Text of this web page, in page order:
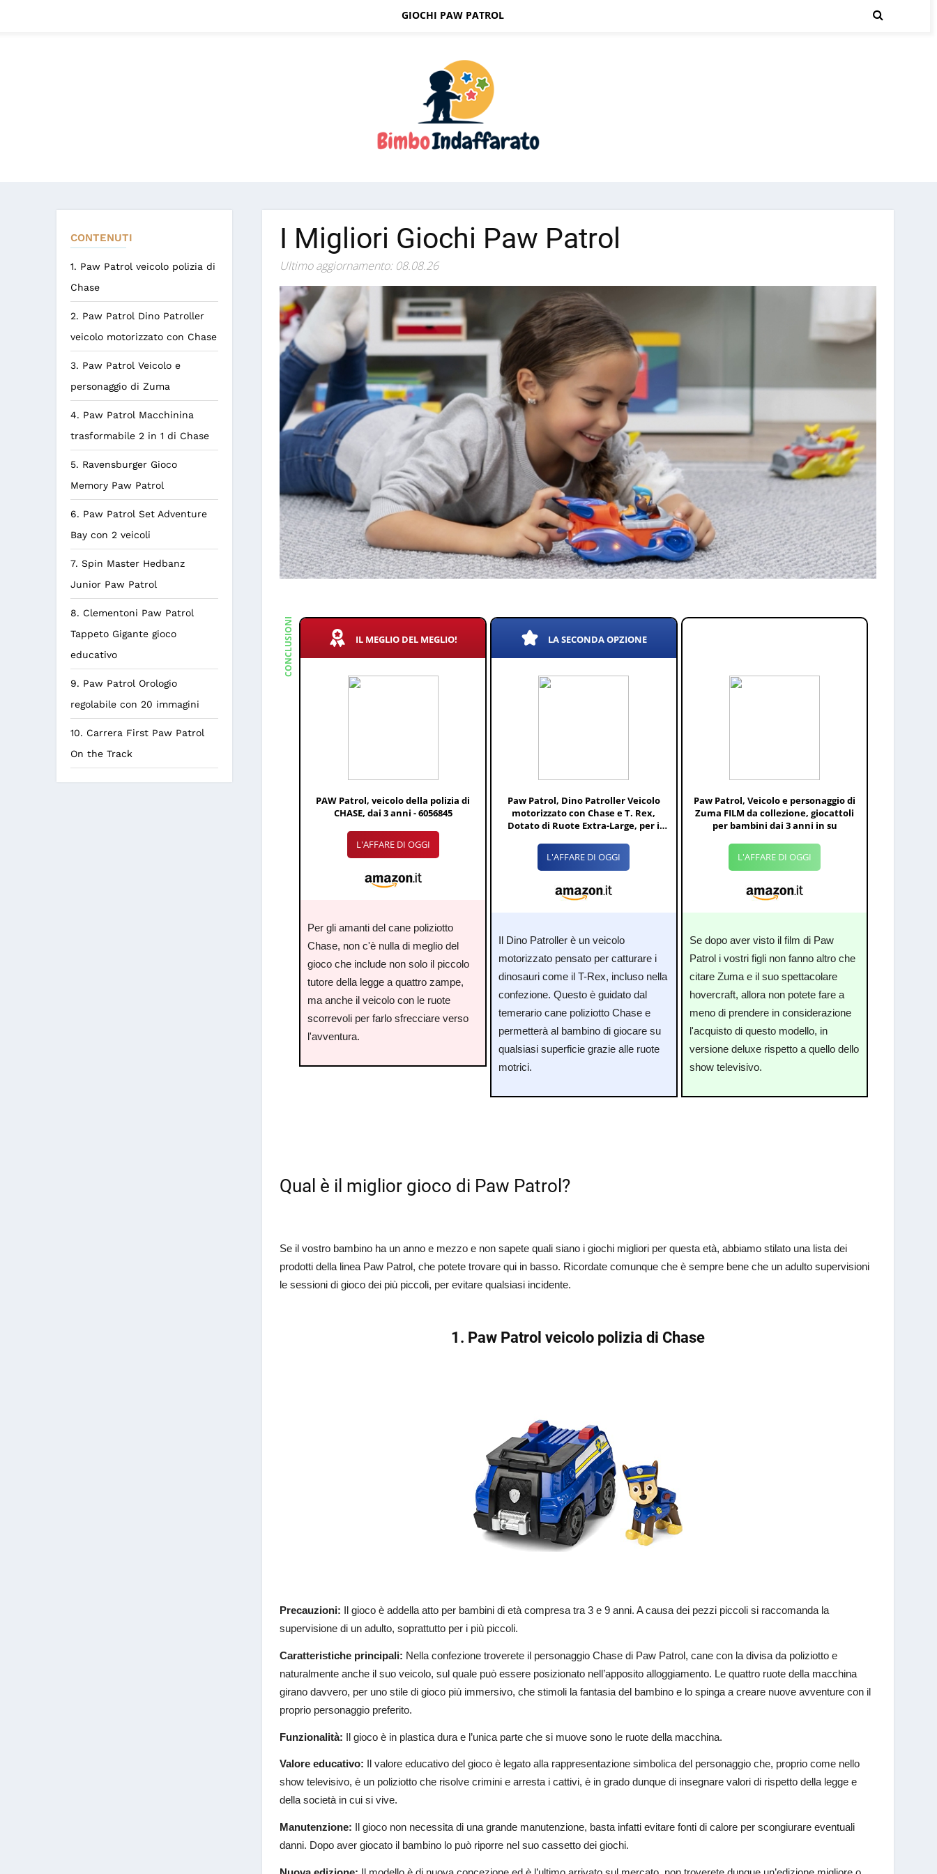
GIOCHI PAW PATROL
CONTENUTI
1. Paw Patrol veicolo polizia di
Chase
2. Paw Patrol Dino Patroller
veicolo motorizzato con Chase
3. Paw Patrol Veicolo e
personaggio di Zuma
4. Paw Patrol Macchinina
trasformabile 2 in 1 di Chase
5. Ravensburger Gioco
Memory Paw Patrol
6. Paw Patrol Set Adventure
Bay con 2 veicoli
7. Spin Master Hedbanz
Junior Paw Patrol
8. Clementoni Paw Patrol
Tappeto Gigante gioco
educativo
9. Paw Patrol Orologio
regolabile con 20 immagini
10. Carrera First Paw Patrol
On the Track
I Migliori Giochi Paw Patrol
Ultimo aggiornamento: 08.08.26
CONCLUSIONE IL MEGLIO DEL MEGLIO!
PAW Patrol, veicolo della polizia di
CHASE, dai 3 anni - 6056845
L'AFFARE DI OGGI
Per gli amanti del cane poliziotto
Chase, non c'è nulla di meglio del
gioco che include non solo il piccolo
tutore della legge a quattro zampe,
ma anche il veicolo con le ruote
scorrevoli per farlo sfrecciare verso
l'avventura.
LA SECONDA OPZIONE
Paw Patrol, Dino Patroller Veicolo
motorizzato con Chase e T. Rex,
Dotato di Ruote Extra-Large, per i
L'AFFARE DI OGGI
Il Dino Patroller è un veicolo
motorizzato pensato per catturare i
dinosauri come il T-Rex, incluso nella
confezione. Questo è guidato dal
temerario cane poliziotto Chase e
permetterà al bambino di giocare su
qualsiasi superficie grazie alle ruote
motrici.
Paw Patrol, Veicolo e personaggio di
Zuma FILM da collezione, giocattoli
per bambini dai 3 anni in su
L'AFFARE DI OGGI
Se dopo aver visto il film di Paw
Patrol i vostri figli non fanno altro che
citare Zuma e il suo spettacolare
hovercraft, allora non potete fare a
meno di prendere in considerazione
l'acquisto di questo modello, in
versione deluxe rispetto a quello dello
show televisivo.
Qual è il miglior gioco di Paw Patrol?
Se il vostro bambino ha un anno e mezzo e non sapete quali siano i giochi migliori per questa età, abbiamo stilato una lista dei
prodotti della linea Paw Patrol, che potete trovare qui in basso. Ricordate comunque che è sempre bene che un adulto supervisioni
le sessioni di gioco dei più piccoli, per evitare qualsiasi incidente.
1. Paw Patrol veicolo polizia di Chase
Precauzioni: Il gioco è addella atto per bambini di età compresa tra 3 e 9 anni. A causa dei pezzi piccoli si raccomanda la
supervisione di un adulto, soprattutto per i più piccoli.
Caratteristiche principali: Nella confezione troverete il personaggio Chase di Paw Patrol, cane con la divisa da poliziotto e
naturalmente anche il suo veicolo, sul quale può essere posizionato nell’apposito alloggiamento. Le quattro ruote della macchina
girano davvero, per uno stile di gioco più immersivo, che stimoli la fantasia del bambino e lo spinga a creare nuove avventure con il
proprio personaggio preferito.
Funzionalità: Il gioco è in plastica dura e l’unica parte che si muove sono le ruote della macchina.
Valore educativo: Il valore educativo del gioco è legato alla rappresentazione simbolica del personaggio che, proprio come nello
show televisivo, è un poliziotto che risolve crimini e arresta i cattivi, è in grado dunque di insegnare valori di rispetto della legge e
della società in cui si vive.
Manutenzione: Il gioco non necessita di una grande manutenzione, basta infatti evitare fonti di calore per scongiurare eventuali
danni. Dopo aver giocato il bambino lo può riporre nel suo cassetto dei giochi.